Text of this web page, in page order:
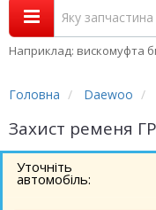
Наприклад: вискомуфта
Головна Daewoo
Захист ременя
Уточніть
автомобіль: